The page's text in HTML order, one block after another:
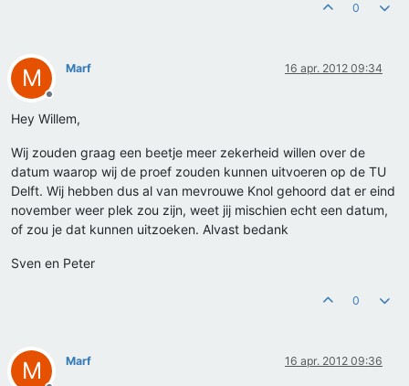
0
M
Offline
Marf 16 apr. 2012 09:34
Hey Willem,
Wij zouden graag een beetje meer zekerheid willen over de
datum waarop wij de proef zouden kunnen uitvoeren op de TU
Delft. Wij hebben dus al van mevrouwe Knol gehoord dat er eind
november weer plek zou zijn, weet jij mischien echt een datum,
of zou je dat kunnen uitzoeken. Alvast bedank
Sven en Peter
0
M Marf 16 apr. 2012 09:36